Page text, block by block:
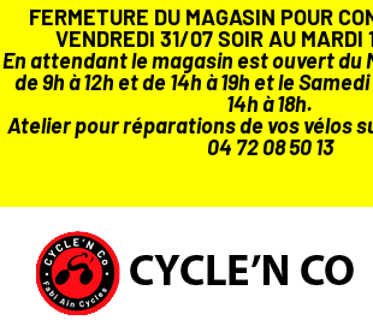
FERMETURE DU MAGASIN POUR
VENDREDI 31/07 SOIR AU MARDI
En attendant le magasin est ouvert du
de 9h à 12h et de 14h à 19h et le
14h à 18h.
Atelier pour réparations de vos vélos
04 72 08 50 13
contenu